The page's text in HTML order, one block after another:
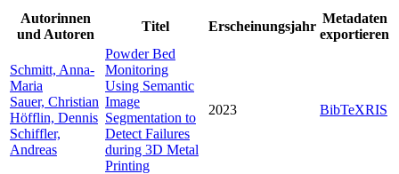
Autorinnen
und Autoren
Titel Erscheinungsjahr
Metadaten
exportieren
Schmitt, Anna-
Maria
Sauer, Christian
Höfflin, Dennis
Schiffler,
Andreas
Powder Bed
Monitoring
Using Semantic
Image
Segmentation to
Detect Failures
during 3D Metal
Printing
2023 BibTeXRIS